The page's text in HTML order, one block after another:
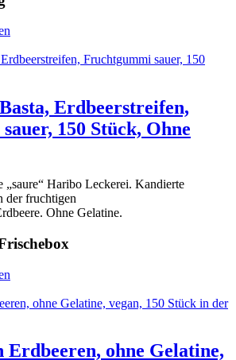
Erdbeerstreifen,
150 Stück, Ohne
„saure“ Haribo Leckerei. Kandierte
der fruchtigen
Ohne Gelatine.
Erdbeeren, ohne Gelatine,